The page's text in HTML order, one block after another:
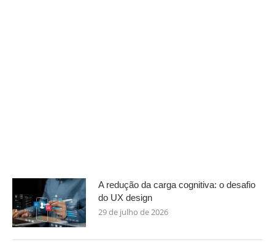
A redução da carga cognitiva: o desafio
do UX design
29 de julho de 2026